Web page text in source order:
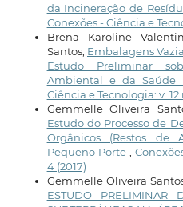
da Incineração de
Conexões - Ciência e
Brena Karoline
Santos, Embalagens
Estudo Preliminar
Ambiental e da Saúde
Ciência e Tecnologia: v. 12
Gemmelle Oliveira
Estudo do Processo de
Orgânicos (Restos de
Pequeno Porte
,
4 (2017)
Gemmelle Oliveira
ESTUDO PRELIMINAR